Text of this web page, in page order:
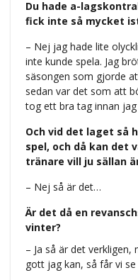
Du hade a-
fick inte så mycket
– Nej jag hade lite
inte kunde spela. Jag
säsongen som gjorde
sedan var det som att
tog ett bra tag innan
Och vid det laget så
spel, och då kan det
tränare vill ju sällan
– Nej så är det…
Är det då en
vinter?
– Ja så är det
gott jag kan, så får vi